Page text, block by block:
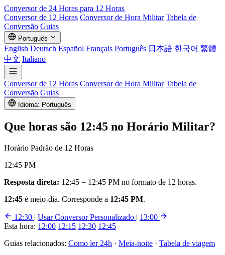
Conversor de 24 Horas para 12 Horas
Conversor de 12 Horas Conversor de Hora Militar Tabela de
Conversão Guias
Português
English Deutsch Español Français Português 日本語 한국어 繁體
中文 Italiano
Conversor de 12 Horas Conversor de Hora Militar Tabela de
Conversão Guias
Idioma: Português
Que horas são 12:45 no Horário Militar?
Horário Padrão de 12 Horas
12:45 PM
Resposta direta: 12:45 = 12:45 PM no formato de 12 horas.
12:45 é meio-dia. Corresponde a 12:45 PM.
12:30 | Usar Conversor Personalizado | 13:00
Esta hora: 12:00 12:15 12:30 12:45
Guias relacionados: Como ler 24h · Meia-noite · Tabela de viagem